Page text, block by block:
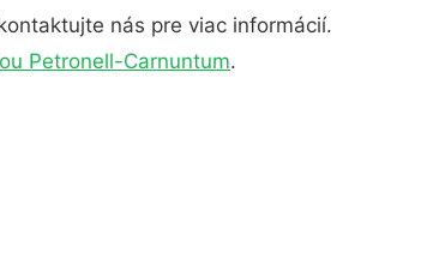
nás pre viac informácií.
Petronell-Carnuntum.